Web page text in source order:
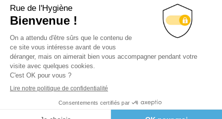
4.99€HT
Rupture de stock
Suivez-nous sur nos réseaux !
RUE DE L’HYGIÈNE 2020